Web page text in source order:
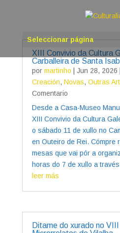
Seleccionar página
XIII Convivio da Cultura
Carballeira de Santa
por martinho Jun 28, 2026
Creación, Novas, Outras
Comentario
Desde a Casa-Museo
XIII Convivio da Cultura
o sábado 11 de xullo no
en Outeiro de Rei. Cómpre
mesas que vai pór a
horas do 7 de xullo a
leer más
Ditame do xurado no